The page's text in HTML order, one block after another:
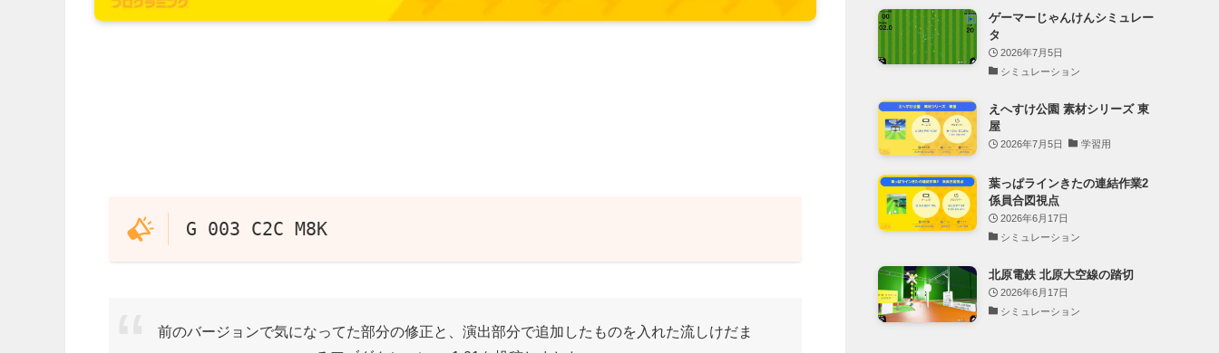
G 003 C2C M8K
前のバージョンで気になってた部分の修正と、演出部分で追加したものを入れた流しけだま
ゲーマーじゃんけんシミュレー
タ
2026年7月5日
シミュレーション
えへすけ公園 素材シリーズ 東
屋
2026年7月5日 学習用
葉っぱラインきたの連結作業2
係員合図視点
2026年6月17日
シミュレーション
北原電鉄 北原大空線の踏切
2026年6月17日
シミュレーション